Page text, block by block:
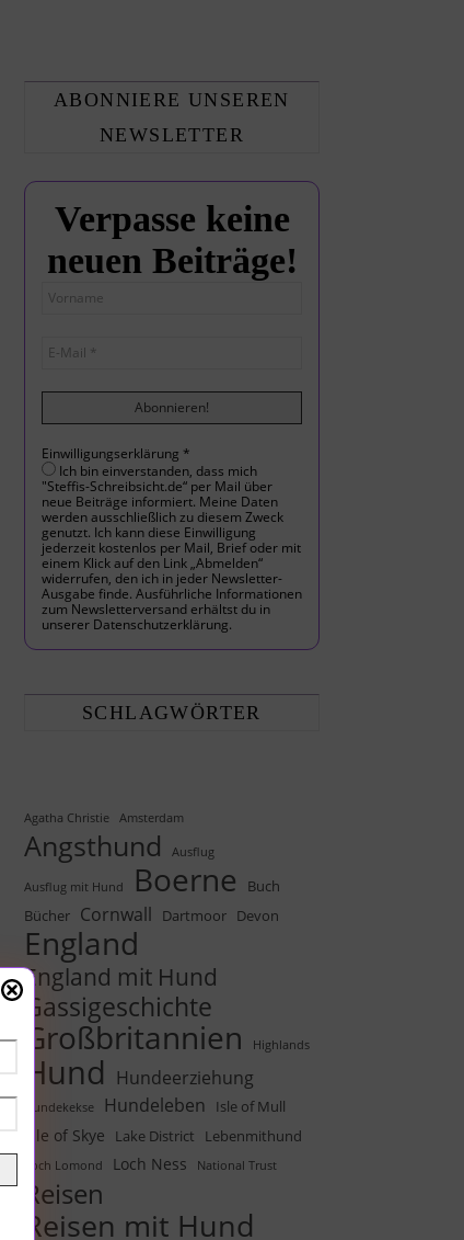
ABONNIERE UNSEREN
NEWSLETTER
Verpasse keine
neuen Beiträge!
Einwilligungserklärung *
Ich bin einverstanden, dass mich
"Steffis-Schreibsicht.de“ per Mail über
neue Beiträge informiert. Meine Daten
werden ausschließlich zu diesem Zweck
genutzt. Ich kann diese Einwilligung
jederzeit kostenlos per Mail, Brief oder mit
einem Klick auf den Link „Abmelden“
widerrufen, den ich in jeder Newsletter-
Ausgabe finde. Ausführliche Informationen
zum Newsletterversand erhältst du in
unserer Datenschutzerklärung.
SCHLAGWÖRTER
Agatha Christie Amsterdam
Angsthund Ausflug
Ausflug mit Hund Boerne
Buch
Bücher Cornwall Dartmoor Devon
England
England mit Hund
Gassigeschichte
Großbritannien Highlands
Hund Hundeerziehung
Hundekekse Hundeleben Isle of Mull
Isle of Skye Lake District Lebenmithund
Loch Lomond Loch Ness National Trust
Reisen
Reisen mit Hund